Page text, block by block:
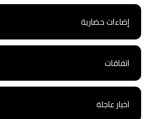
إضاءات حضارية
اتفاقات
اخبار عاجلة